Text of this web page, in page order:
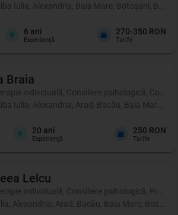
Iulia, Alexandria, Baia Mare, Botoșani,
6 ani
Experienţă
270-350 RON
Tarife
Braia
individuală, Consiliere psihologică,
Iulia, Alexandria, Arad, Bacău, Baia Mare,
20 ani
Experienţă
250 RON
Tarife
Lelcu
individuală, Consiliere psihologică, Profil
Alexandria, Arad, Bacău, Baia Mare,